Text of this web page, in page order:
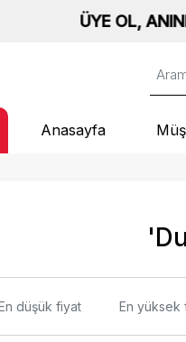
ÜYE OL, ANINDA
Anasayfa
düşük fiyat En yüksek